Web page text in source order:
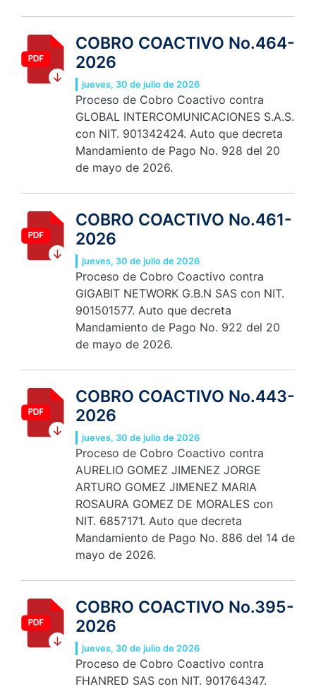
COBRO COACTIVO No.464-
2026
jueves, 30 de julio de 2026
Proceso de Cobro Coactivo contra
GLOBAL INTERCOMUNICACIONES S.A.S.
con NIT. 901342424. Auto que decreta
Mandamiento de Pago No. 928 del 20
de mayo de 2026.
COBRO COACTIVO No.461-
2026
jueves, 30 de julio de 2026
Proceso de Cobro Coactivo contra
GIGABIT NETWORK G.B.N SAS con NIT.
901501577. Auto que decreta
Mandamiento de Pago No. 922 del 20
de mayo de 2026.
COBRO COACTIVO No.443-
2026
jueves, 30 de julio de 2026
Proceso de Cobro Coactivo contra
AURELIO GOMEZ JIMENEZ JORGE
ARTURO GOMEZ JIMENEZ MARIA
ROSAURA GOMEZ DE MORALES con
NIT. 6857171. Auto que decreta
Mandamiento de Pago No. 886 del 14 de
mayo de 2026.
COBRO COACTIVO No.395-
2026
jueves, 30 de julio de 2026
Proceso de Cobro Coactivo contra
FHANRED SAS con NIT. 901764347.